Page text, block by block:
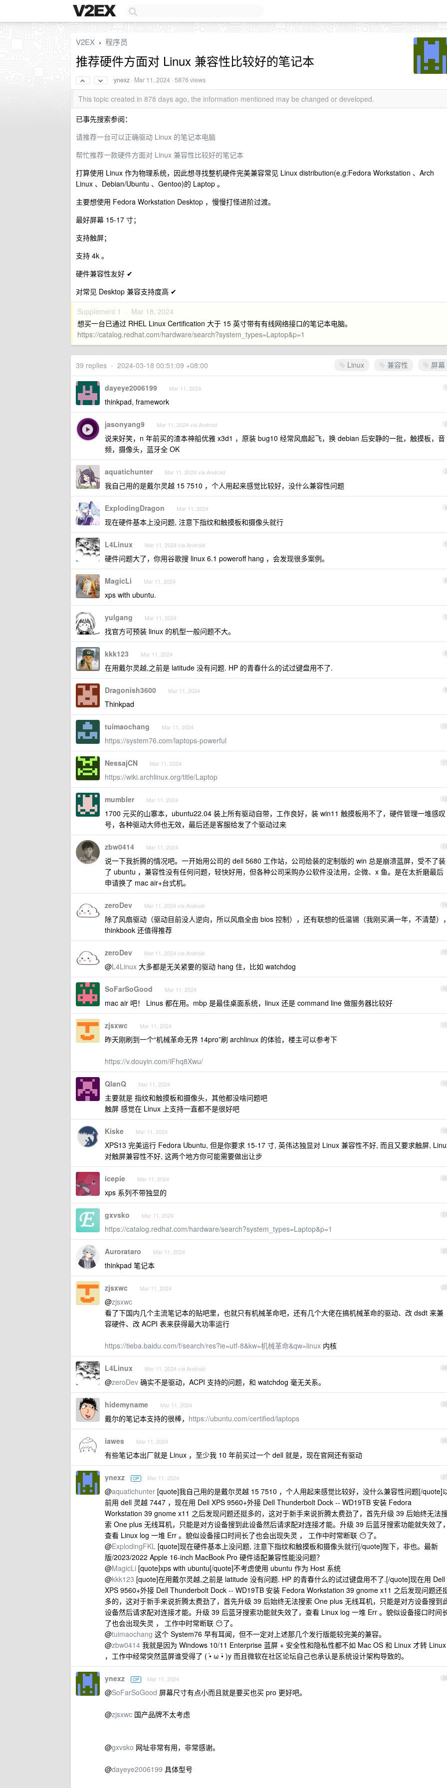
V2EX › 程序员
推荐硬件方面对 Linux 兼容性比较好的笔记本
ynexz · Mar 11, 2024 · 5876 views
This topic created in 878 days ago, the information mentioned may be changed or developed.
已事先搜索参阅：
请推荐一台可以正确驱动 Linux 的笔记本电脑
帮忙推荐一款硬件方面对 Linux 兼容性比较好的笔记本
打算使用 Linux 作为物理系统，因此想寻找整机硬件完美兼容常见 Linux distribution(e.g:Fedora Workstation 、Arch
Linux 、Debian/Ubuntu 、Gentoo)的 Laptop 。
主要想使用 Fedora Workstation Desktop ，慢慢打怪进阶过渡。
最好屏幕 15-17 寸；
支持触屏；
支持 4k 。
硬件兼容性友好 ✔
对常见 Desktop 兼容支持度高 ✔
Supplement 1 · Mar 18, 2024
想买一台已通过 RHEL Linux Certification 大于 15 英寸带有有线网络接口的笔记本电脑。
https://catalog.redhat.com/hardware/search?system_types=Laptop&p=1
Linux 兼容性 屏幕
39 replies • 2024-03-18 00:51:09 +08:00
1
dayeye2006199 Mar 11, 2024
thinkpad, framework
2
jasonyang9 Mar 11, 2024 via Android
说来好笑，n 年前买的渣本神船优雅 x3d1 ，原装 bug10 经常风扇起飞，换 debian 后安静的一批，触摸板，音
频，摄像头，蓝牙全 OK
3
aquatichunter Mar 11, 2024 via Android
我自己用的是戴尔灵越 15 7510 ，个人用起来感觉比较好，没什么兼容性问题
4
ExplodingDragon Mar 11, 2024
现在硬件基本上没问题, 注意下指纹和触摸板和摄像头就行
5
L4Linux Mar 11, 2024 via Android
硬件问题大了，你用谷歌搜 linux 6.1 poweroff hang ，会发现很多案例。
6
MagicLi Mar 11, 2024
xps with ubuntu.
7
yulgang Mar 11, 2024
找官方可预装 linux 的机型一般问题不大。
8
kkk123 Mar 11, 2024
在用戴尔灵越,之前是 latitude 没有问题. HP 的青春什么的试过键盘用不了.
9
Dragonish3600 Mar 11, 2024
Thinkpad
10
tuimaochang Mar 11, 2024
https://system76.com/laptops-powerful
11
NessajCN Mar 11, 2024
https://wiki.archlinux.org/title/Laptop
12
mumbler Mar 11, 2024
1700 元买的山寨本，ubuntu22.04 装上所有驱动自带，工作良好，装 win11 触摸板用不了，硬件管理一堆感叹
号，各种驱动大师也无效，最后还是客服给发了个驱动过来
13
zbw0414 Mar 11, 2024
说一下我折腾的情况吧。一开始用公司的 dell 5680 工作站，公司给装的定制版的 win 总是崩溃蓝屏，受不了装
了 ubuntu ，兼容性没有任何问题，轻快好用，但各种公司采购办公软件没法用，企微、x 鱼。是在太折磨最后
申请换了 mac air+台式机。
14
zeroDev Mar 11, 2024 via Android
除了风扇驱动（驱动目前没人逆向，所以风扇全由 bios 控制），还有联想的低温锡（我刚买满一年，不清楚），
thinkbook 还值得推荐
15
zeroDev Mar 11, 2024 via Android
@L4Linux 大多都是无关紧要的驱动 hang 住，比如 watchdog
16
SoFarSoGood Mar 11, 2024
mac air 吧！ Linus 都在用。mbp 是最佳桌面系统，linux 还是 command line 做服务器比较好
17
zjsxwc Mar 11, 2024
昨天刚刷到一个“机械革命无界 14pro”刷 archlinux 的体验，楼主可以参考下
https://v.douyin.com/iFhq8Xwu/
18
QlanQ Mar 11, 2024
主要就是 指纹和触摸板和摄像头，其他都没啥问题吧
触屏 感觉在 Linux 上支持一直都不是很好吧
19
Kiske Mar 11, 2024
XPS13 完美运行 Fedora Ubuntu, 但是你要求 15-17 寸, 英伟达独显对 Linux 兼容性不好, 而且又要求触屏,
对触屏兼容性不好, 这两个地方你可能需要做出让步
20
icepie Mar 11, 2024
xps 系列不带独显的
21
gxvsko Mar 11, 2024
https://catalog.redhat.com/hardware/search?system_types=Laptop&p=1
22
Aurorataro Mar 11, 2024
thinkpad 笔记本
23
zjsxwc Mar 11, 2024
@zjsxwc
看了下国内几个主流笔记本的贴吧里，也就只有机械革命吧，还有几个大佬在搞机械革命的驱动、改 dsdt 来兼
容硬件、改 ACPI 表来获得最大功率运行
https://tieba.baidu.com/f/search/res?ie=utf-8&kw=机械革命&qw=linux 内核
24
L4Linux Mar 11, 2024 via Android
@zeroDev 确实不是驱动，ACPI 支持的问题，和 watchdog 毫无关系。
25
hidemyname Mar 11, 2024
戴尔的笔记本支持的很棒， https://ubuntu.com/certified/laptops
26
iawes Mar 11, 2024
有些笔记本出厂就是 Linux ，至少我 10 年前买过一个 dell 就是，现在官网还有驱动
27
ynexz OP Mar 11, 2024
@aquatichunter [quote]我自己用的是戴尔灵越 15 7510 ，个人用起来感觉比较好，没什么兼容性问题[/quote]
前用 dell 灵越 7447 ，现在用 Dell XPS 9560+外接 Dell Thunderbolt Dock -- WD19TB 安装 Fedora
Workstation 39 gnome x11 之后发现问题还挺多的，这对于新手来说折腾太费劲了，首先升级 39 后始终无法搜
索 One plus 无线耳机，只能是对方设备搜到此设备然后请求配对连接才能。升级 39 后蓝牙搜索功能就失效了，
查看 Linux log 一堆 Err 。貌似设备接口时间长了也会出现失灵 ， 工作中时常断联 😶了。
@ExplodingFKL [quote]现在硬件基本上没问题, 注意下指纹和触摸板和摄像头就行[/quote]陛下，非也。最新
版/2023/2022 Apple 16‑inch MacBook Pro 硬件适配兼容性能没问题？
@MagicLi [quote]xps with ubuntu[/quote]不考虑使用 ubuntu 作为 Host 系统
@kkk123 [quote]在用戴尔灵越,之前是 latitude 没有问题. HP 的青春什么的试过键盘用不了.[/quote]现在用 Dell
XPS 9560+外接 Dell Thunderbolt Dock -- WD19TB 安装 Fedora Workstation 39 gnome x11 之后发现问题还
多的，这对于新手来说折腾太费劲了，首先升级 39 后始终无法搜索 One plus 无线耳机，只能是对方设备搜到
设备然后请求配对连接才能。升级 39 后蓝牙搜索功能就失效了，查看 Linux log 一堆 Err 。貌似设备接口时间
了也会出现失灵 ， 工作中时常断联 😶了。
@tuimaochang 这个 System76 早有耳闻，但不一定对上述那几个发行版能较完美的兼容。
@zbw0414 我就是因为 Windows 10/11 Enterprise 蓝屏 + 安全性和隐私性都不如 Mac OS 和 Linux 才转 Linux
，工作中经常突然蓝屏谁受得了 ( •̀ ω •́ )y 而且微软在社区论坛自己也承认是系统设计架构导致的。
28
ynexz OP Mar 11, 2024
@SoFarSoGood 屏幕尺寸有点小而且就是要买也买 pro 更好吧。
@zjsxwc 国产品牌不太考虑
@gxvsko 网址非常有用，非常感谢。
@dayeye2006199 具体型号